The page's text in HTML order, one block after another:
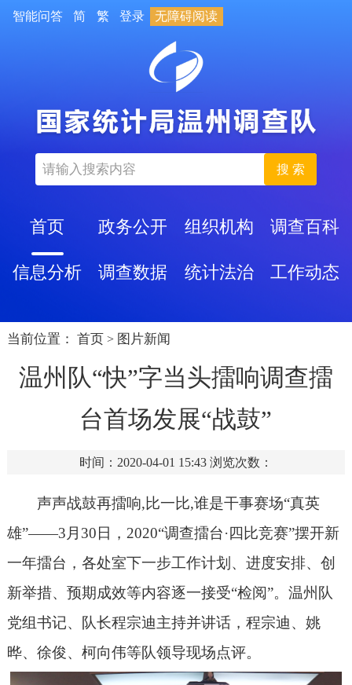
智能问答 简 繁 登录 无障碍阅读
搜 索
首页 政务公开 组织机构 调查百科
信息分析 调查数据 统计法治 工作动态
当前位置： 首页 > 图片新闻
温州队“快”字当头擂响调查擂
台首场发展“战鼓”
时间：2020-04-01 15:43 浏览次数：
声声战鼓再擂响,比一比,谁是干事赛场“真英
雄”——3月 30 日， 2020“调查擂台·四比竞赛”摆开新
一年擂台，各处室下一步工作计划、进度安排、创
新举措、预期成效等内容逐一接受“检阅”。温州队
党组书记、队长程宗迪主持并讲话，程宗迪、姚
晔、徐俊、柯向伟等队领导现场点评。